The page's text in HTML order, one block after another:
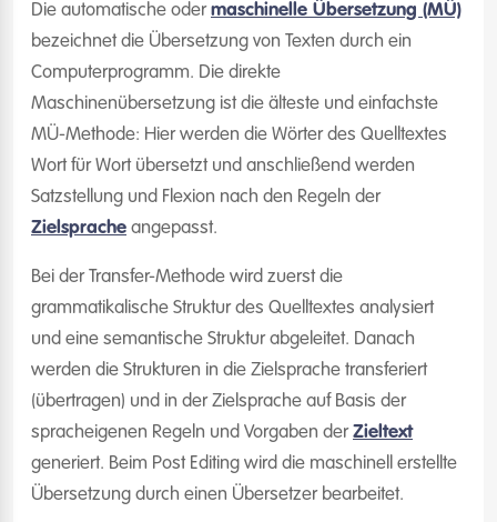
Die automatische odermaschinelle Übersetzung (MÜ)
bezeichnet die Übersetzung von Texten durch ein
Computerprogramm. Die direkte
Maschinenübersetzung ist die älteste und einfachste
MÜ-Methode: Hier werden die Wörter des Quelltextes
Wort für Wort übersetzt und anschließend werden
Satzstellung und Flexion nach den Regeln der
Zielsprache angepasst.
Bei der Transfer-Methode wird zuerst die
grammatikalische Struktur des Quelltextes analysiert
und eine semantische Struktur abgeleitet. Danach
werden die Strukturen in die Zielsprache transferiert
(übertragen) und in der Zielsprache auf Basis der
spracheigenen Regeln und Vorgaben derZieltext
generiert. Beim Post Editing wird die maschinell erstellte
Übersetzung durch einen Übersetzer bearbeitet.